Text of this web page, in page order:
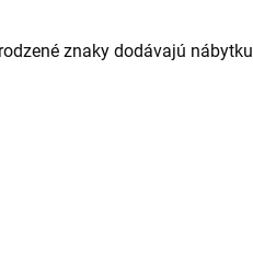
znaky dodávajú nábytku